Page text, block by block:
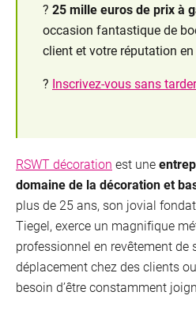
? 25 mille euros de prix à
occasion fantastique de
client et votre réputation
? Inscrivez-vous sans
RSWT décoration est une
domaine de la décoration et
plus de 25 ans, son jovial
Tiegel, exerce un magnifique
professionnel en revêtement de
déplacement chez des clients
besoin d’être constamment